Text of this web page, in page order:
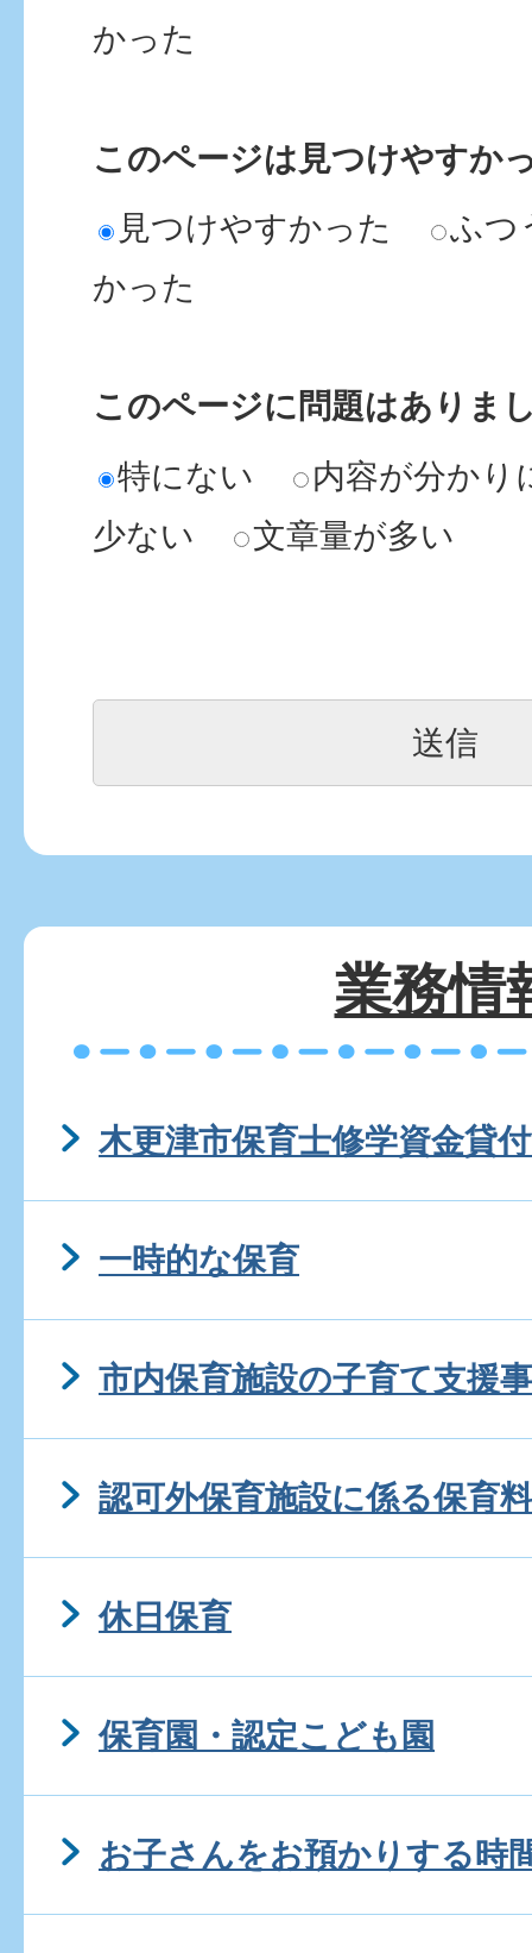
かった
このページは見つけやすか
見つけやすかった
ふつ
かった
このページに問題はありま
特にない
内容が分かり
少ない
文章量が多い
業務情
木更津市保育士修学資金貸
一時的な保育
市内保育施設の子育て支援
認可外保育施設に係る保育
休日保育
保育園・認定こども園
お子さんをお預かりする時